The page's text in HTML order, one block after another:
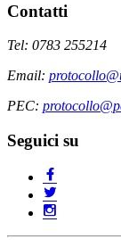
Contatti
Tel: 0783 255214
Email:
PEC:
Seguici su